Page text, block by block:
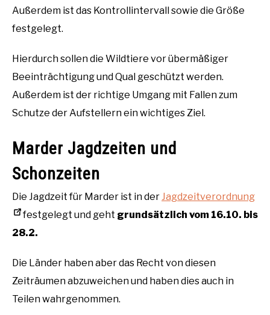
Außerdem ist das Kontrollintervall sowie die Größe
festgelegt.
Hierdurch sollen die Wildtiere vor übermäßiger
Beeinträchtigung und Qual geschützt werden.
Außerdem ist der richtige Umgang mit Fallen zum
Schutze der Aufstellern ein wichtiges Ziel.
Marder Jagdzeiten und
Schonzeiten
Die Jagdzeit für Marder ist in der Jagdzeitverordnung
festgelegt und geht grundsätzlich vom 16.10. bis
28.2.
Die Länder haben aber das Recht von diesen
Zeiträumen abzuweichen und haben dies auch in
Teilen wahrgenommen.